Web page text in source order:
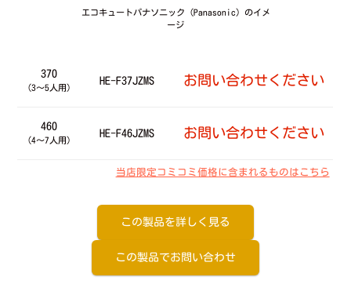
エコキュートパナソニック（Panasonic）のイメ
ージ
370
（3～5人用）
HE-F37JZMS お問い合わせください
460
（4～7人用）
HE-F46JZMS お問い合わせください
当店限定コミコミ価格に含まれるものはこちら
この製品を詳しく見る
この製品でお問い合わせ